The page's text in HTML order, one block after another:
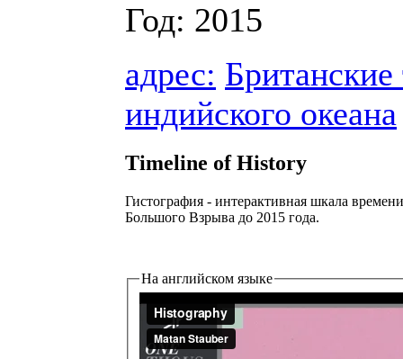
Год: 2015
адрес:
индийского океана
Timeline of History
Гистография - интерактивная шкала
Большого Взрыва до 2015 года.
На английском языке